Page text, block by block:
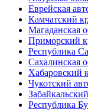
Еврейская
Камчатский
Магаданская
Приморский
Республика
Сахалинская
Хабаровский
Чукотский
Республика